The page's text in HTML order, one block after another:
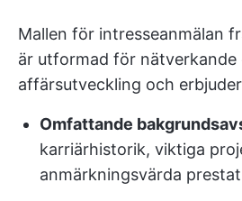
Mallen för intresseanmälan
är utformad för nätverkande
affärsutveckling och
Omfattande
karriärhistorik, viktiga
anmärkningsvärda